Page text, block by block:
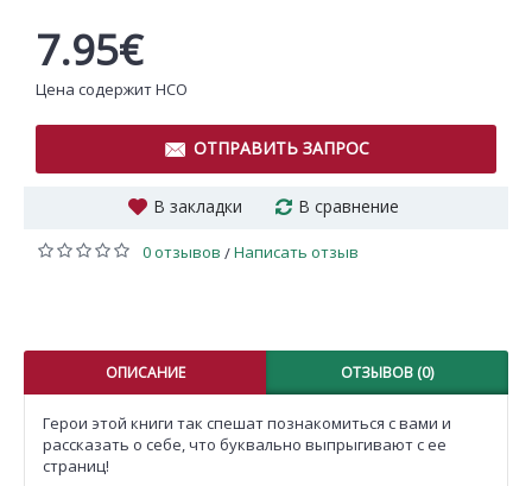
7.95€
Цена содержит НСО
ОТПРАВИТЬ ЗАПРОС
В закладки В сравнение
0 отзывов /Написать отзыв
ОПИСАНИЕ ОТЗЫВОВ (0)
Герои этой книги так спешат познакомиться с вами и
рассказать о себе, что буквально выпрыгивают с ее
страниц!